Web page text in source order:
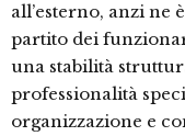
all’esterno, anzi ne
partito dei
una stabilità
professionalità
organizzazione e